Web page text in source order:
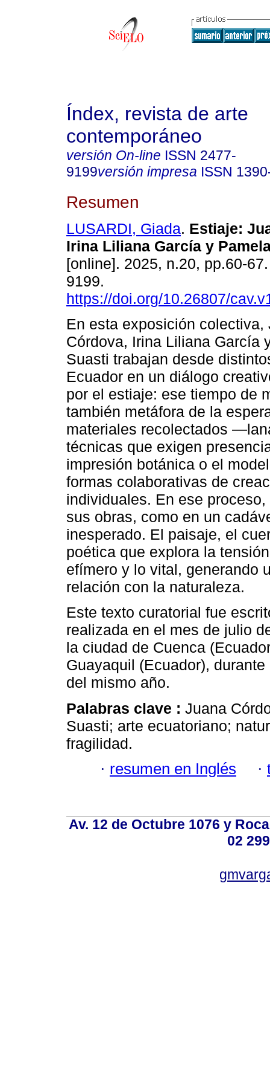
Índex, revista de arte
contemporáneo
versión On-line ISSN 2477-
9199versión impresa ISSN
Resumen
LUSARDI, Giada. Estiaje:
Irina Liliana García y
[online]. 2025, n.20, pp.60-
9199.
https://doi.org/10.26807/
En esta exposición colectiva,
Córdova, Irina Liliana García
Suasti trabajan desde
Ecuador en un diálogo
por el estiaje: ese tiempo de
también metáfora de la
materiales recolectados
técnicas que exigen
impresión botánica o el
formas colaborativas de
individuales. En ese
sus obras, como en un
inesperado. El paisaje, el
poética que explora la
efímero y lo vital, generando
relación con la naturaleza.
Este texto curatorial fue
realizada en el mes de julio
la ciudad de Cuenca
Guayaquil (Ecuador),
del mismo año.
Palabras clave : Juana
Suasti; arte ecuatoriano;
fragilidad.
· resumen en Inglés ·
Av. 12 de Octubre 1076 y
02